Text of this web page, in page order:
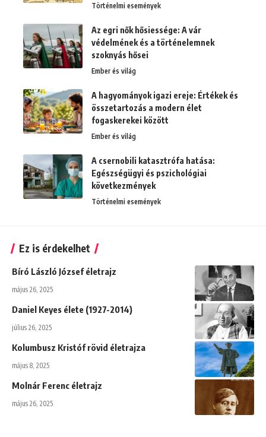
Történelmi események
Az egri nők hősiessége: A vár
védelmének és a történelemnek
szoknyás hősei
Ember és világ
A hagyományok igazi ereje: Értékek és
összetartozás a modern élet
fogaskerekei között
Ember és világ
A csernobili katasztrófa hatása:
Egészségügyi és pszichológiai
következmények
Történelmi események
Ez is érdekelhet
Bíró László József életrajz
május 26, 2025
Daniel Keyes élete (1927-2014)
július 26, 2025
Kolumbusz Kristóf rövid életrajza
május 8, 2025
Molnár Ferenc életrajz
május 26, 2025